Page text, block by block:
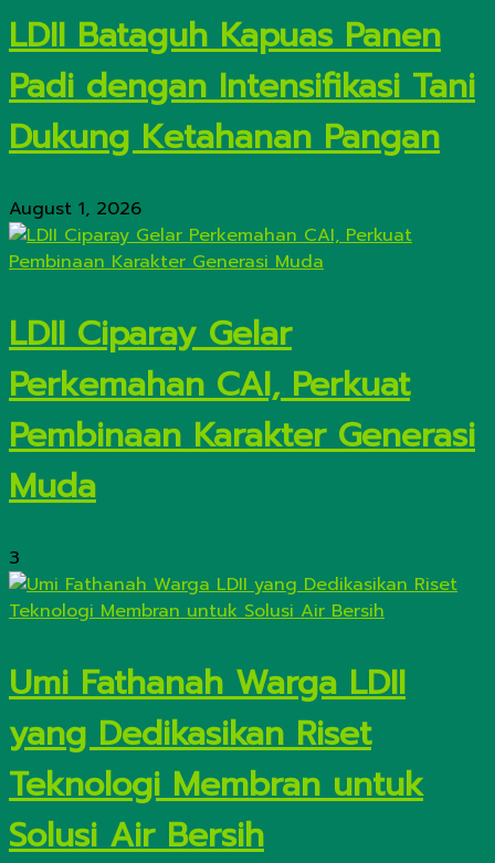
LDII Bataguh Kapuas Panen
Padi dengan Intensifikasi Tani
Dukung Ketahanan Pangan
August 1, 2026
LDII Ciparay Gelar
Perkemahan CAI, Perkuat
Pembinaan Karakter Generasi
Muda
3
Umi Fathanah Warga LDII
yang Dedikasikan Riset
Teknologi Membran untuk
Solusi Air Bersih